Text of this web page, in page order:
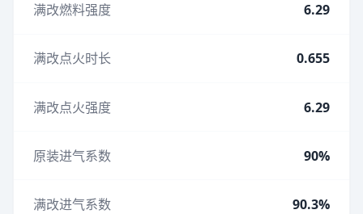
满改燃料强度 6.29
满改点火时长 0.655
满改点火强度 6.29
原装进气系数 90%
满改进气系数 90.3%